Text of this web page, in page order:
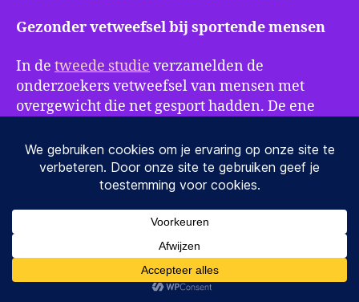
Gezonder vetweefsel bij sportende mensen
In de tweede studie verzamelden de
onderzoekers vetweefsel van mensen met
overgewicht die net gesport hadden. De ene
De mensen die regelmatig sportten, hadden
meer bloedvaten in hun vetweefsel dan de
inactieve groep mensen. In beide groepen
bleek dat slechts één sportsessie het weefsel
activeerde om nieuwe bloedvaten in het
vetweefsel aan te maken.
Beweging maakt vetweefsel gezond